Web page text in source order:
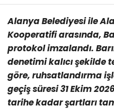
Alanya Belediyesi ile
Kooperatifi arasında,
protokol imzalandı.
denetimi kalıcı şekilde
göre, ruhsatlandırma
geçiş süresi 31 Ekim
tarihe kadar şartları